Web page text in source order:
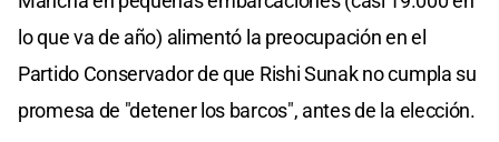
lo que va de año) alimentó la preocupación en el
Partido Conservador de que Rishi Sunak no cumpla su
promesa de "detener los barcos", antes de la elección.